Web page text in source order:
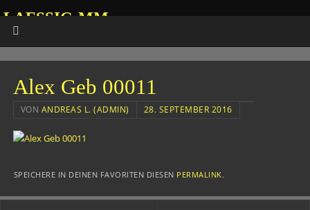
LAESSIG-MM
Alex Geb 00011
VON ANDREAS L. (ADMIN) 28. SEPTEMBER 2016
SPEICHERE IN DEINEN FAVORITEN DIESEN PERMALINK.